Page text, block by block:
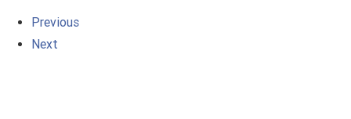
Previous
Next